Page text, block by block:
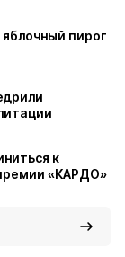
пирог
к
«КАРДО»